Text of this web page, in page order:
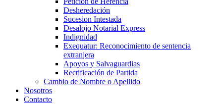
Desheredación
Sucesion Intestada
Desalojo Notarial Express
Indignidad
Exequatur: Reconocimiento de sentencia
extranjera
Apoyos y Salvaguardias
Rectificación de Partida
Cambio de Nombre o Apellido
Nosotros
Contacto